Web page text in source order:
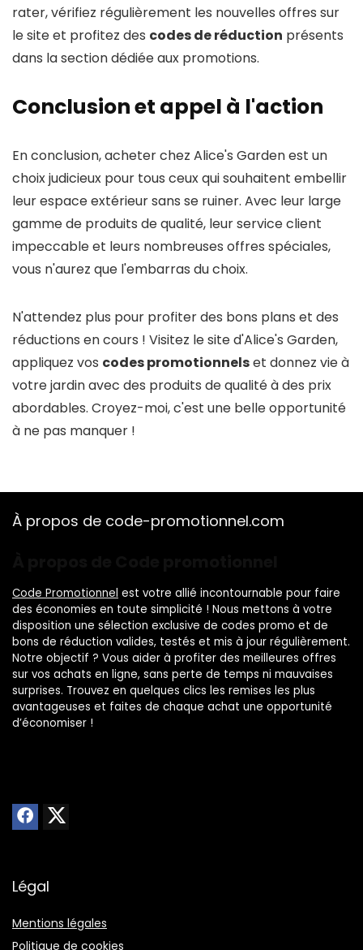
rater, vérifiez régulièrement les nouvelles offres sur
le site et profitez des codes de réduction présents
dans la section dédiée aux promotions.
Conclusion et appel à l'action
En conclusion, acheter chez Alice's Garden est un
choix judicieux pour tous ceux qui souhaitent embellir
leur espace extérieur sans se ruiner. Avec leur large
gamme de produits de qualité, leur service client
impeccable et leurs nombreuses offres spéciales,
vous n'aurez que l'embarras du choix.
N'attendez plus pour profiter des bons plans et des
réductions en cours ! Visitez le site d'Alice's Garden,
appliquez vos codes promotionnelset donnez vie à
votre jardin avec des produits de qualité à des prix
abordables. Croyez-moi, c'est une belle opportunité
à ne pas manquer !
À propos de code-promotionnel.com
Code Promotionnel est votre allié incontournable pour faire
des économies en toute simplicité ! Nous mettons à votre
disposition une sélection exclusive de codes promo et de
bons de réduction valides, testés et mis à jour régulièrement.
Notre objectif ? Vous aider à profiter des meilleures offres
sur vos achats en ligne, sans perte de temps ni mauvaises
surprises. Trouvez en quelques clics les remises les plus
avantageuses et faites de chaque achat une opportunité
d’économiser !
Légal
Mentions légales
Politique de cookies